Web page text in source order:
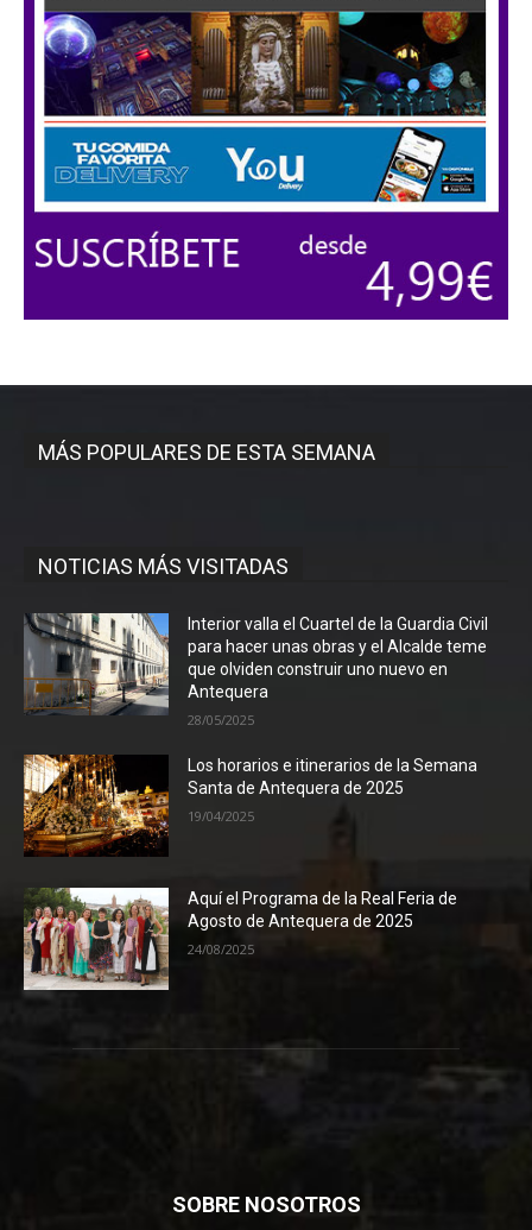
MÁS POPULARES DE ESTA SEMANA
NOTICIAS MÁS VISITADAS
Interior valla el Cuartel de la Guardia Civil
para hacer unas obras y el Alcalde teme
que olviden construir uno nuevo en
Antequera
28/05/2025
Los horarios e itinerarios de la Semana
Santa de Antequera de 2025
19/04/2025
Aquí el Programa de la Real Feria de
Agosto de Antequera de 2025
24/08/2025
SOBRE NOSOTROS